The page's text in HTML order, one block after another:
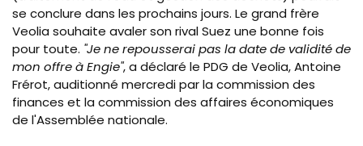
se conclure dans les prochains jours. Le grand frère
Veolia souhaite avaler son rival Suez une bonne fois
pour toute. "Je ne repousserai pas la date de validité de
mon offre à Engie", a déclaré le PDG de Veolia, Antoine
Frérot, auditionné mercredi par la commission des
finances et la commission des affaires économiques
de l'Assemblée nationale.